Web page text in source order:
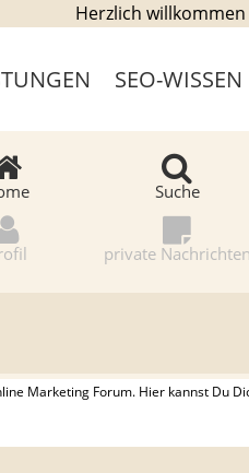
Herzlich
SEO-WISSEN
Suche
private Nachrichten
Marketing Forum. Hier kannst Du